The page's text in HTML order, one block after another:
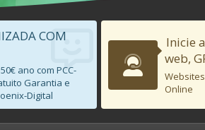
COM
ano com PCC-
Garantia e
Digital
Inicie
web,
Online